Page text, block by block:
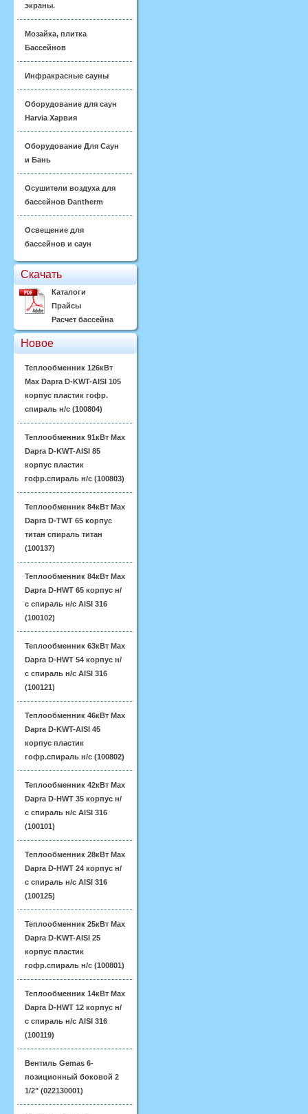
экраны.
Мозайка, плитка
Бассейнов
Инфракрасные сауны
Оборудование для саун
Harvia Харвия
Оборудование Для Саун
и Бань
Осушители воздуха для
бассейнов Dantherm
Освещение для
бассейнов и саун
Скачать
Каталоги
Прайсы
Расчет бассейна
Новое
Теплообменник 126кВт
Max Dapra D-KWT-AISI 105
корпус пластик гофр.
спираль н/с (100804)
Теплообменник 91кВт Max
Dapra D-KWT-AISI 85
корпус пластик
гофр.спираль н/с (100803)
Теплообменник 84кВт Max
Dapra D-TWT 65 корпус
титан спираль титан
(100137)
Теплообменник 84кВт Max
Dapra D-HWT 65 корпус н/
с спираль н/с AISI 316
(100102)
Теплообменник 63кВт Max
Dapra D-HWT 54 корпус н/
с спираль н/с AISI 316
(100121)
Теплообменник 46кВт Max
Dapra D-KWT-AISI 45
корпус пластик
гофр.спираль н/с (100802)
Теплообменник 42кВт Max
Dapra D-HWT 35 корпус н/
с спираль н/с AISI 316
(100101)
Теплообменник 28кВт Max
Dapra D-HWT 24 корпус н/
с спираль н/с AISI 316
(100125)
Теплообменник 25кВт Max
Dapra D-KWT-AISI 25
корпус пластик
гофр.спираль н/с (100801)
Теплообменник 14кВт Max
Dapra D-HWT 12 корпус н/
с спираль н/с AISI 316
(100119)
Вентиль Gemas 6-
позиционный боковой 2
1/2" (022130001)